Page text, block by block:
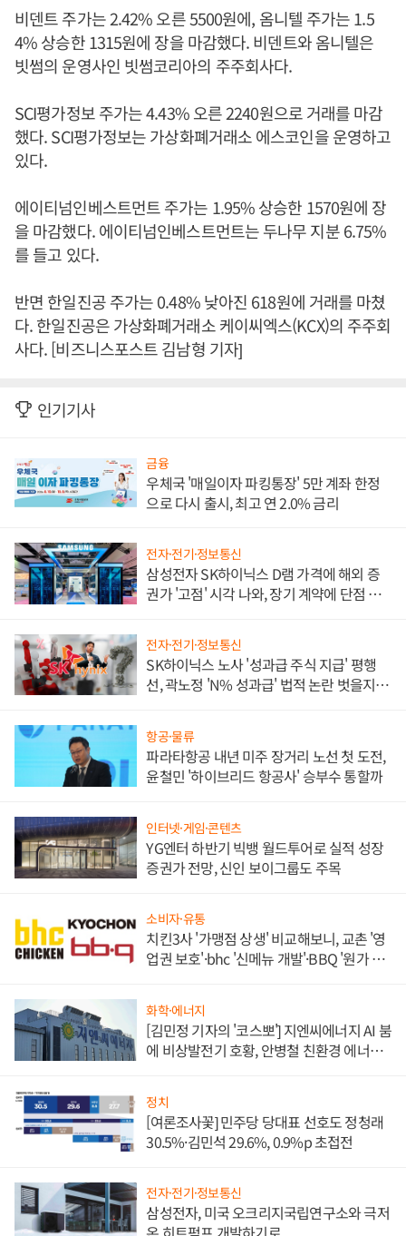
비덴트 주가는 2.42% 오른 5500원에, 옴니텔 주가는 1.5
4% 상승한 1315원에 장을 마감했다. 비덴트와 옴니텔은
빗썸의 운영사인 빗썸코리아의 주주회사다.
SCI평가정보 주가는 4.43% 오른 2240원으로 거래를 마감
했다. SCI평가정보는 가상화폐거래소 에스코인을 운영하고
있다.
에이티넘인베스트먼트 주가는 1.95% 상승한 1570원에 장
을 마감했다. 에이티넘인베스트먼트는 두나무 지분 6.75%
를 들고 있다.
반면 한일진공 주가는 0.48% 낮아진 618원에 거래를 마쳤
다. 한일진공은 가상화폐거래소 케이씨엑스(KCX)의 주주회
사다. [비즈니스포스트 김남형 기자]
인기기사
금융
우체국 '매일이자 파킹통장' 5만 계좌 한정
으로 다시 출시, 최고 연 2.0% 금리
전자·전기·정보통신
삼성전자 SK하이닉스 D램 가격에 해외 증
권가 '고점' 시각 나와, 장기 계약에 단점 부
전자·전기·정보통신
SK하이닉스 노사 '성과급 주식 지급' 평행
선, 곽노정 'N% 성과급' 법적 논란 벗을지 주
항공·물류
파라타항공 내년 미주 장거리 노선 첫 도전,
윤철민 '하이브리드 항공사' 승부수 통할까
인터넷·게임·콘텐츠
YG엔터 하반기 빅뱅 월드투어로 실적 성장
증권가 전망, 신인 보이그룹도 주목
소비자·유통
치킨3사 '가맹점 상생' 비교해보니, 교촌 '영
업권 보호'·bhc '신메뉴 개발'·BBQ '원가 부
화학·에너지
[김민정 기자의 '코스뽀'] 지엔씨에너지 AI 붐
에 비상발전기 호황, 안병철 친환경 에너지
정치
[여론조사꽃] 민주당 당대표 선호도 정청래
30.5%·김민석 29.6%, 0.9%p 초접전
전자·전기·정보통신
삼성전자, 미국 오크리지국립연구소와 극저